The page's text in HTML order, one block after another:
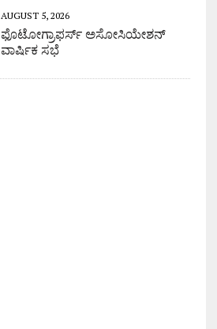
AUGUST 5, 2026
ಫೊಟೋಗ್ರಾಫರ್ಸ್ ಅಸೋಸಿಯೇಶನ್
ವಾರ್ಷಿಕ ಸಭೆ